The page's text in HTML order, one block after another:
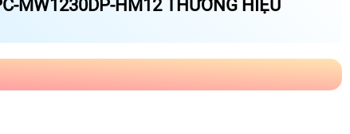
MW1230DP-HM12 THƯƠNG HIỆU